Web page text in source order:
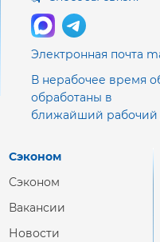
Электронная почта
В нерабочее время
обработаны в
ближайший рабочий
Сэконом
Сэконом
Вакансии
Новости